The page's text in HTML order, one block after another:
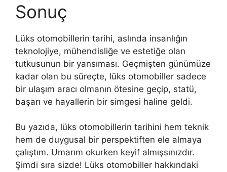
Sonuç
Lüks otomobillerin tarihi, aslında insanlığın
teknolojiye, mühendisliğe ve estetiğe olan
tutkusunun bir yansıması. Geçmişten günümüze
kadar olan bu süreçte, lüks otomobiller sadece
bir ulaşım aracı olmanın ötesine geçip, statü,
başarı ve hayallerin bir simgesi haline geldi.
Bu yazıda, lüks otomobillerin tarihini hem teknik
hem de duygusal bir perspektiften ele almaya
çalıştım. Umarım okurken keyif almışsınızdır.
Şimdi sıra sizde! Lüks otomobiller hakkındaki